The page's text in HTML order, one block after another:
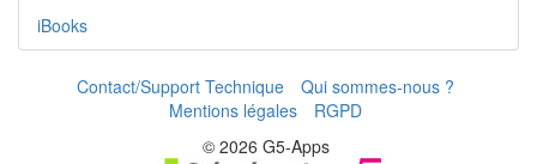
iBooks
Contact/Support Technique
Qui sommes-nous ?
Mentions légales
RGPD
© 2026 G5-Apps